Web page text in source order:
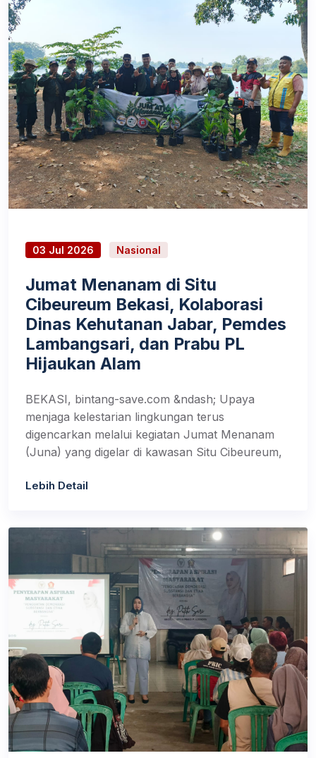
03 Jul 2026 Nasional
Jumat Menanam di Situ
Cibeureum Bekasi, Kolaborasi
Dinas Kehutanan Jabar, Pemdes
Lambangsari, dan Prabu PL
Hijaukan Alam
BEKASI, bintang-save.com &ndash; Upaya
menjaga kelestarian lingkungan terus
digencarkan melalui kegiatan Jumat Menanam
(Juna) yang digelar di kawasan Situ Cibeureum,
Lebih Detail